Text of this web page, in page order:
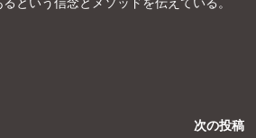
という信念とメソッドを伝えている。
次の投稿